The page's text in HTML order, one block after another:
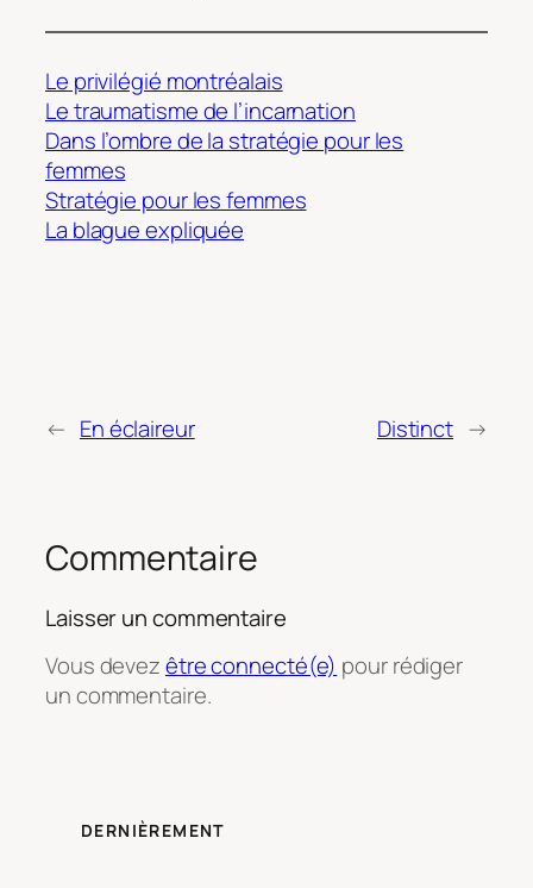
Le privilégié montréalais
Le traumatisme de l’incarnation
Dans l’ombre de la stratégie pour les
femmes
Stratégie pour les femmes
La blague expliquée
← En éclaireur Distinct →
Commentaire
Laisser un commentaire
Vous devezêtre connecté(e) pour rédiger
un commentaire.
DERNIÈREMENT